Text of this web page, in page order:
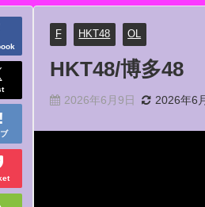
F HKT48 OL
HKT48/博多48
2026年6月9日 2026年6